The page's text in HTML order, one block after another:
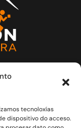
tecnoloxías
dispositivo do acceso.